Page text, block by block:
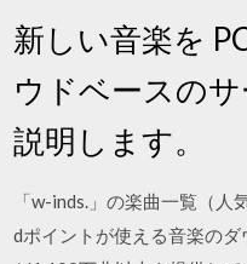
新しい音楽を
ウドベースの
説明します。
「w-inds.」の楽曲一覧（
dポイントが使える音楽の